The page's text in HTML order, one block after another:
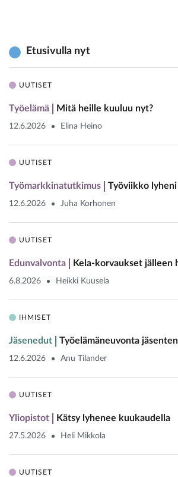
Etusivulla nyt
UUTISET
Työelämä Mitä heille kuuluu nyt?
12.6.2026 Elina Heino
UUTISET
Työmarkkinatutkimus Työviikko lyheni
12.6.2026 Juha Korhonen
UUTISET
Edunvalvonta Kela-korvaukset jälleen
6.8.2026 Heikki Kuusela
IHMISET
Jäsenedut Työelämäneuvonta
12.6.2026 Anu Tilander
UUTISET
Yliopistot Kätsy lyhenee kuukaudella
27.5.2026 Heli Mikkola
UUTISET